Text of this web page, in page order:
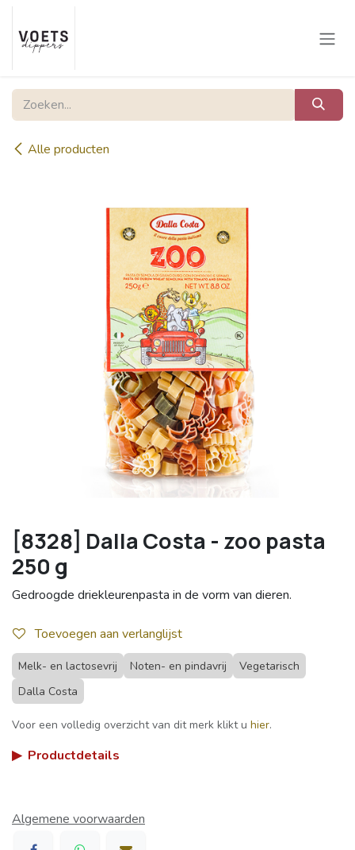
Overslaan naar inhoud
Alle producten
[8328] Dalla Costa - zoo pasta
250 g
Gedroogde driekleurenpasta in de vorm van dieren.
Toevoegen aan verlanglijst
Melk- en lactosevrij Noten- en pindavrij
Vegetarisch
Dalla Costa
Voor een volledig overzicht van dit merk klikt u hier.
▶ Productdetails
Algemene voorwaarden